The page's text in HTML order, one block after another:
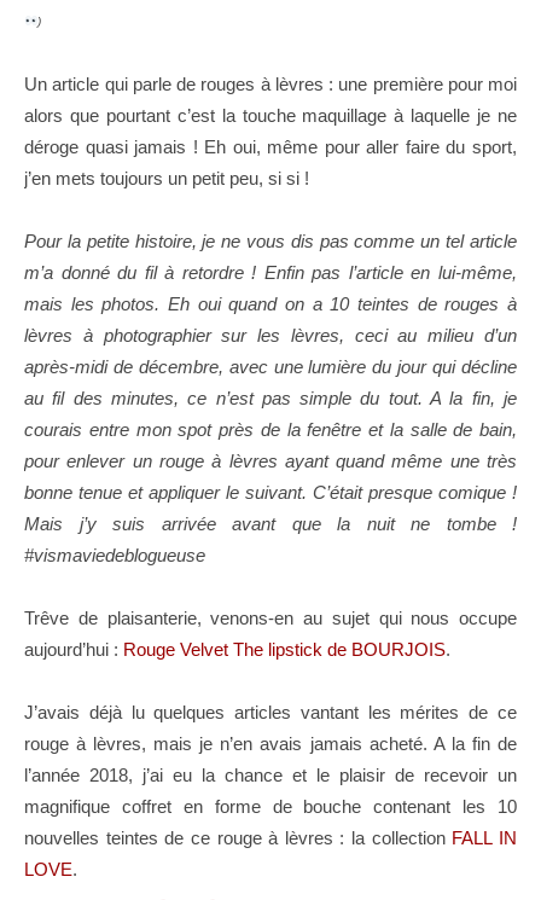
)
Un article qui parle de rouges à lèvres : une première pour moi
alors que pourtant c’est la touche maquillage à laquelle je ne
déroge quasi jamais ! Eh oui, même pour aller faire du sport,
j’en mets toujours un petit peu, si si !
Pour la petite histoire, je ne vous dis pas comme un tel article
m’a donné du fil à retordre ! Enfin pas l’article en lui-même,
mais les photos. Eh oui quand on a 10 teintes de rouges à
lèvres à photographier sur les lèvres, ceci au milieu d’un
après-midi de décembre, avec une lumière du jour qui décline
au fil des minutes, ce n’est pas simple du tout. A la fin, je
courais entre mon spot près de la fenêtre et la salle de bain,
pour enlever un rouge à lèvres ayant quand même une très
bonne tenue et appliquer le suivant. C’était presque comique !
Mais j’y suis arrivée avant que la nuit ne tombe !
#vismaviedeblogueuse
Trêve de plaisanterie, venons-en au sujet qui nous occupe
aujourd’hui : Rouge Velvet The lipstick de BOURJOIS.
J’avais déjà lu quelques articles vantant les mérites de ce
rouge à lèvres, mais je n’en avais jamais acheté. A la fin de
l’année 2018, j’ai eu la chance et le plaisir de recevoir un
magnifique coffret en forme de bouche contenant les 10
nouvelles teintes de ce rouge à lèvres : la collection FALL IN
LOVE.